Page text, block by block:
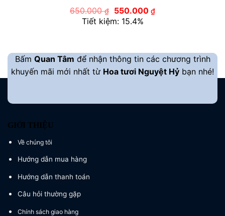
650.000₫
Giá
gốc
là:
550.000 ₫Giá
hiện
Tiết kiệm: 15.4%
Bấm Quan Tâm để nhận thông tin các chương trình
khuyến mãi mới nhất từ Hoa tươi Nguyệt Hỷ bạn nhé!
GIỚI THIỆU
Về chúng tôi
Hướng dẫn mua hàng
Hướng dẫn thanh toán
Câu hỏi thường gặp
Chính sách giao hàng